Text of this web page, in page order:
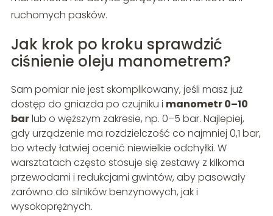
ruchomych pasków.
Jak krok po kroku sprawdzić
ciśnienie oleju manometrem?
Sam pomiar nie jest skomplikowany, jeśli masz już
dostęp do gniazda po czujniku i manometr 0–10
barlub o węższym zakresie, np. 0–5 bar. Najlepiej,
gdy urządzenie ma rozdzielczość co najmniej 0,1 bar,
bo wtedy łatwiej ocenić niewielkie odchyłki. W
warsztatach często stosuje się zestawy z kilkoma
przewodami i redukcjami gwintów, aby pasowały
zarówno do silników benzynowych, jak i
wysokoprężnych.